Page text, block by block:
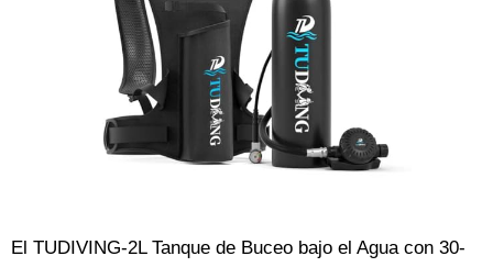
El TUDIVING-2L Tanque de Buceo bajo el Agua con 30-